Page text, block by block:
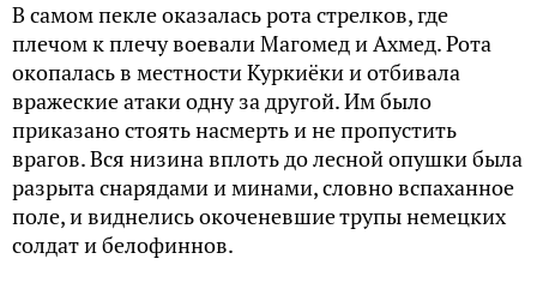
В самом пекле оказалась рота стрелков, где
плечом к плечу воевали Магомед и Ахмед. Рота
окопалась в местности Куркиёки и отбивала
вражеские атаки одну за другой. Им было
приказано стоять насмерть и не пропустить
врагов. Вся низина вплоть до лесной опушки была
разрыта снарядами и минами, словно вспаханное
поле, и виднелись окоченевшие трупы немецких
солдат и белофиннов.